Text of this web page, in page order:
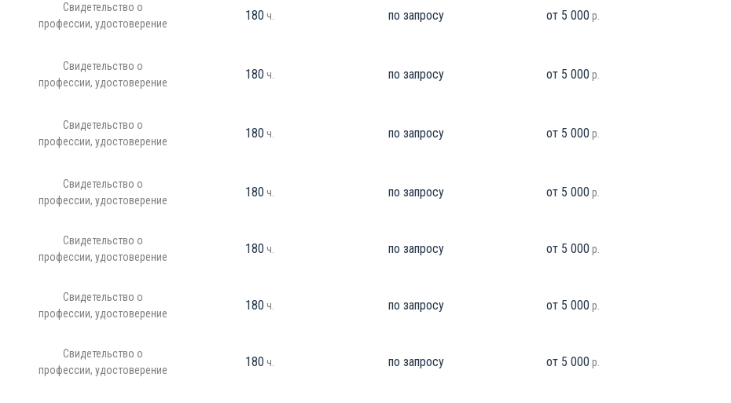
Свидетельство о
профессии, удостоверение
180 ч. по запросу от 5 000 р.
Свидетельство о
профессии, удостоверение
180 ч. по запросу от 5 000 р.
Свидетельство о
профессии, удостоверение
180 ч. по запросу от 5 000 р.
Свидетельство о
профессии, удостоверение
180 ч. по запросу от 5 000 р.
Свидетельство о
профессии, удостоверение
180 ч. по запросу от 5 000 р.
Свидетельство о
профессии, удостоверение
180 ч. по запросу от 5 000 р.
Свидетельство о
профессии, удостоверение
180 ч. по запросу от 5 000 р.